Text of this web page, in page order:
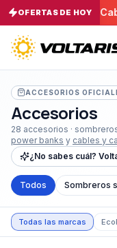
OFERTAS DE HOY
EcoFlow E980 +
ACCESORIOS
Accesorios
28 accesorios ·
power banks y cables y
¿No sabes cuál?
Todos Sombreros
Todas las marcas
Tu
Vacío
Tu
carrito
está
vacío
Agrega
con el
botón
al
y
págalos